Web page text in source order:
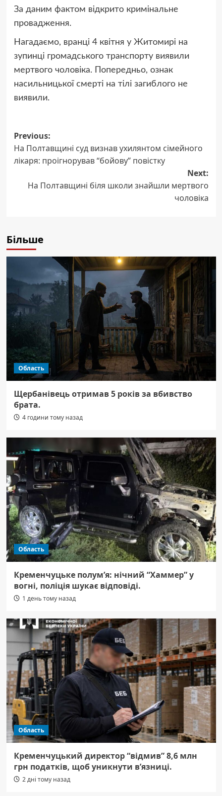
За даним фактом відкрито кримінальне
провадження.
Нагадаємо, вранці 4 квітня у Житомирі на
зупинці громадського транспорту виявили
мертвого чоловіка. Попередньо, ознак
насильницької смерті на тілі загиблого не
виявили.
Post
navigation
Previous:
На Полтавщині суд визнав ухилянтом сімейного
лікаря: проігнорував “бойову” повістку
Next:
На Полтавщині біля школи знайшли мертвого
чоловіка
Більше
Область
Щербанівець отримав 5 років за вбивство
брата.
4 години тому назад
Область
Кременчуцьке полум’я: нічний “Хаммер” у
вогні, поліція шукає відповіді.
1 день тому назад
Область
Кременчуцький директор “відмив” 8,6 млн
грн податків, щоб уникнути в’язниці.
2 дні тому назад